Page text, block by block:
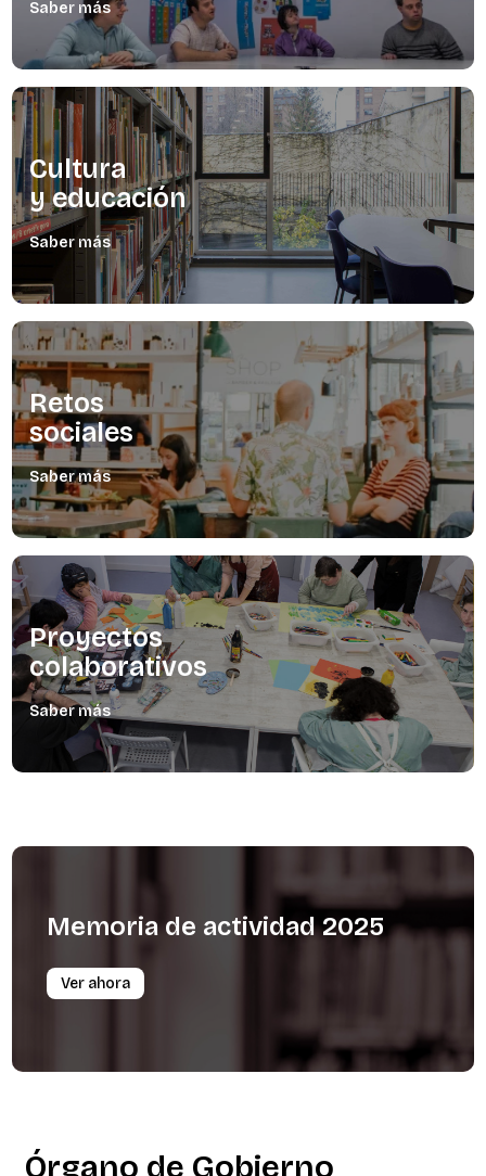
Cultura
y educación
Saber más
Retos
sociales
Saber más
Proyectos
colaborativos
Saber más
actividad 2025
Ver ahora
Órgano de Gobierno